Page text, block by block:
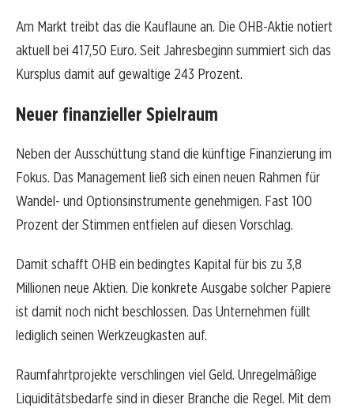
Am Markt treibt das die Kauflaune an. Die OHB-Aktie notiert
aktuell bei 417,50 Euro. Seit Jahresbeginn summiert sich das
Kursplus damit auf gewaltige 243 Prozent.
Neuer finanzieller Spielraum
Neben der Ausschüttung stand die künftige Finanzierung im
Fokus. Das Management ließ sich einen neuen Rahmen für
Wandel- und Optionsinstrumente genehmigen. Fast 100
Prozent der Stimmen entfielen auf diesen Vorschlag.
Damit schafft OHB ein bedingtes Kapital für bis zu 3,8
Millionen neue Aktien. Die konkrete Ausgabe solcher Papiere
ist damit noch nicht beschlossen. Das Unternehmen füllt
lediglich seinen Werkzeugkasten auf.
Raumfahrtprojekte verschlingen viel Geld. Unregelmäßige
Liquiditätsbedarfe sind in dieser Branche die Regel. Mit dem